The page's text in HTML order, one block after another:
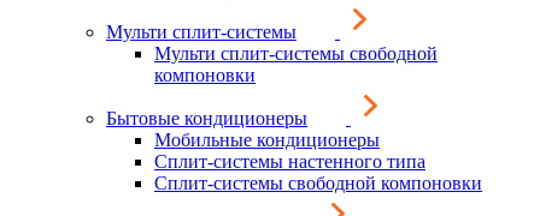
Мульти сплит-системы
Мульти сплит-системы свободной
компоновки
Бытовые кондиционеры
Мобильные кондиционеры
Сплит-системы настенного типа
Сплит-системы свободной компоновки